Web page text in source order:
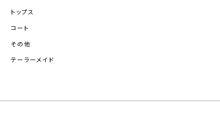
トップス
コート
その他
テーラーメイド